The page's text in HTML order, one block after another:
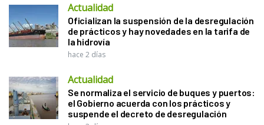
Actualidad
Oficializan la suspensión de la desregulación
de prácticos y hay novedades en la tarifa de
la hidrovía
hace 2 días
Actualidad
Se normaliza el servicio de buques y puertos:
el Gobierno acuerda con los prácticos y
suspende el decreto de desregulación